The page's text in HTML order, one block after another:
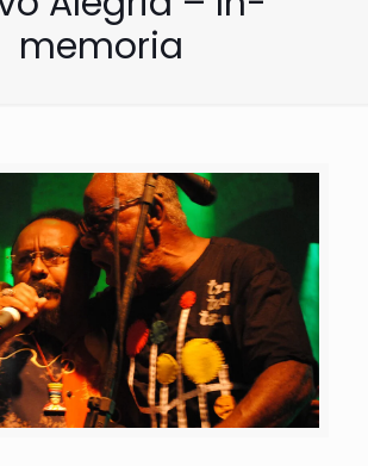
memoria